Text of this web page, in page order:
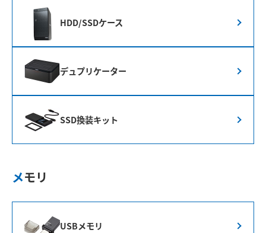
HDD/SSDケース
デュプリケーター
SSD換装キット
メモリ
USBメモリ